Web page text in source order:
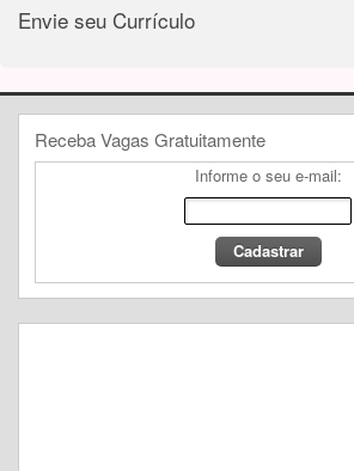
Envie seu Currículo
Receba Vagas Gratuitamente
Informe o seu e-mail: